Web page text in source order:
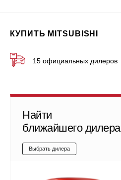
КУПИТЬ MITSUBISHI
15 официальных дилеров
Найти
ближайшего дилера
Выбрать дилера